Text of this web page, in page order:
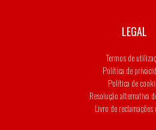
LEGAL
Termos de
Política de
Política de
Resolução alternativa
Livro de